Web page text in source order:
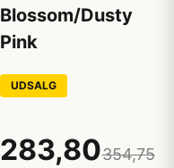
Blossom/Dusty
Pink
UDSALG
283,80354,75